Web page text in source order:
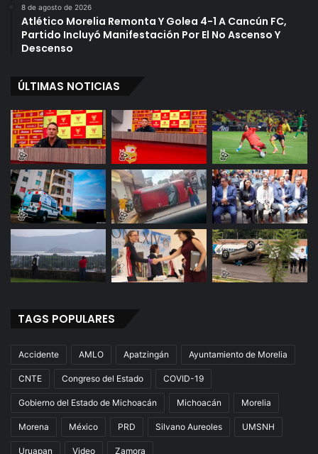
8 de agosto de 2026
Atlético Morelia Remonta Y Golea 4-1 A Cancún FC,
Partido Incluyó Manifestación Por El No Ascenso Y
Descenso
ÚLTIMAS NOTICIAS
TAGS POPULARES
Accidente AMLO Apatzingán Ayuntamiento de Morelia
CNTE Congreso del Estado COVID-19
Gobierno del Estado de Michoacán Michoacán Morelia
Morena México PRD Silvano Aureoles UMSNH
Uruapan Video Zamora